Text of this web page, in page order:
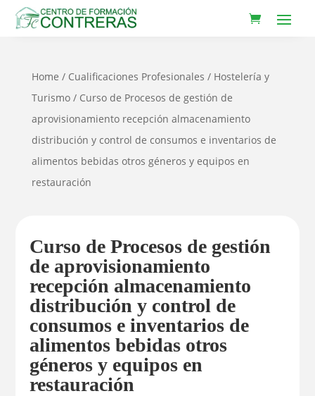
Home / Cualificaciones Profesionales / Hostelería y
Turismo/ Curso de Procesos de gestión de
aprovisionamiento recepción almacenamiento
distribución y control de consumos e inventarios de
alimentos bebidas otros géneros y equipos en
restauración
Curso de Procesos de gestión
de aprovisionamiento
recepción almacenamiento
distribución y control de
consumos e inventarios de
alimentos bebidas otros
géneros y equipos en
restauración